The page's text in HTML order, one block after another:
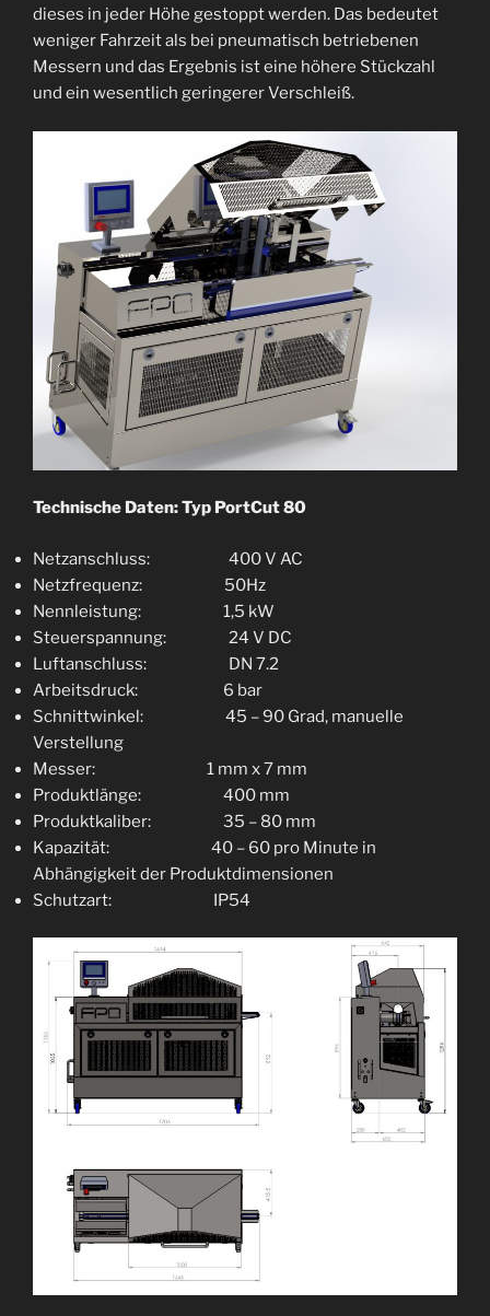
dieses in jeder Höhe gestoppt werden. Das bedeutet
weniger Fahrzeit als bei pneumatisch betriebenen
Messern und das Ergebnis ist eine höhere Stückzahl
und ein wesentlich geringerer Verschleiß.
Technische Daten: Typ PortCut 80
Netzanschluss: 400 V AC
Netzfrequenz: 50Hz
Nennleistung: 1,5 kW
Steuerspannung: 24 V DC
Luftanschluss: DN 7.2
Arbeitsdruck: 6 bar
Schnittwinkel: 45 – 90 Grad, manuelle
Verstellung
Messer: 1 mm x 7 mm
Produktlänge: 400 mm
Produktkaliber: 35 – 80 mm
Kapazität: 40 – 60 pro Minute in
Abhängigkeit der Produktdimensionen
Schutzart: IP54